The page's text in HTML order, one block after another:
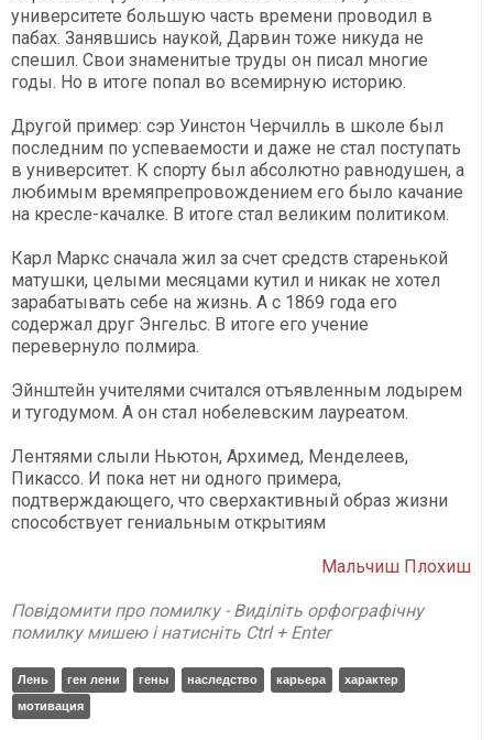
университете большую часть времени проводил в
пабах. Занявшись наукой, Дарвин тоже никуда не
спешил. Свои знаменитые труды он писал многие
годы. Но в итоге попал во всемирную историю.
Другой пример: сэр Уинстон Черчилль в школе был
последним по успеваемости и даже не стал поступать
в университет. К спорту был абсолютно равнодушен, а
любимым времяпрепровождением его было качание
на кресле-качалке. В итоге стал великим политиком.
Карл Маркс сначала жил за счет средств старенькой
матушки, целыми месяцами кутил и никак не хотел
зарабатывать себе на жизнь. А с 1869 года его
содержал друг Энгельс. В итоге его учение
перевернуло полмира.
Эйнштейн учителями считался отъявленным лодырем
и тугодумом. А он стал нобелевским лауреатом.
Лентяями слыли Ньютон, Архимед, Менделеев,
Пикассо. И пока нет ни одного примера,
подтверждающего, что сверхактивный образ жизни
способствует гениальным открытиям
Мальчиш Плохиш
Повідомити про помилку - Виділіть орфографічну
помилку мишею і натисніть Ctrl + Enter
Лень ген лени гены наследство карьера
характер
мотивация